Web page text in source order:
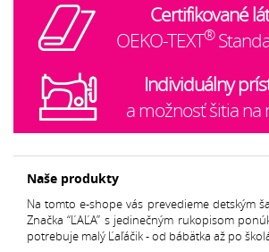
Certifikované
OEKO-TEXT®
Individuálny
a možnosť šitia na
Naše produkty
Na tomto e-shope vás prevedieme detským
Značka “ĽAĽA” s jedinečným rukopisom
potrebuje malý Ľaľáčik - od bábätka až po